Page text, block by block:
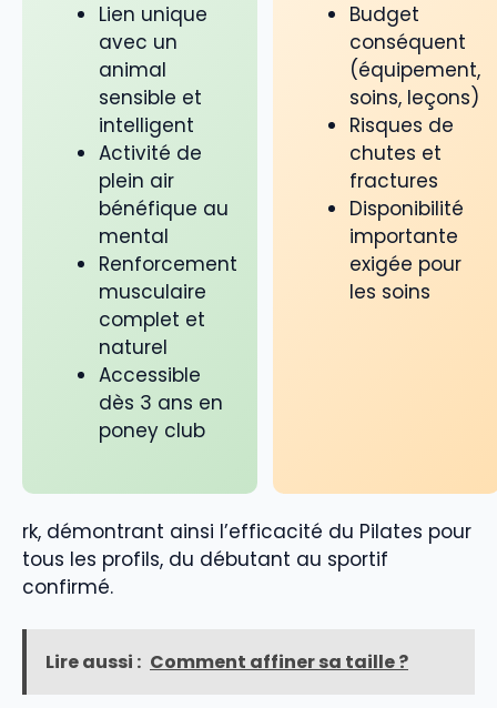
Lien unique
avec un
animal
sensible et
intelligent
Activité de
plein air
bénéfique au
mental
Renforcement
musculaire
complet et
naturel
Accessible
dès 3 ans en
poney club
Budget
conséquent
(équipement,
soins, leçons)
Risques de
chutes et
fractures
Disponibilité
importante
exigée pour
les soins
rk, démontrant ainsi l’efficacité du Pilates pour
tous les profils, du débutant au sportif
confirmé.
Lire aussi : Comment affiner sa taille ?